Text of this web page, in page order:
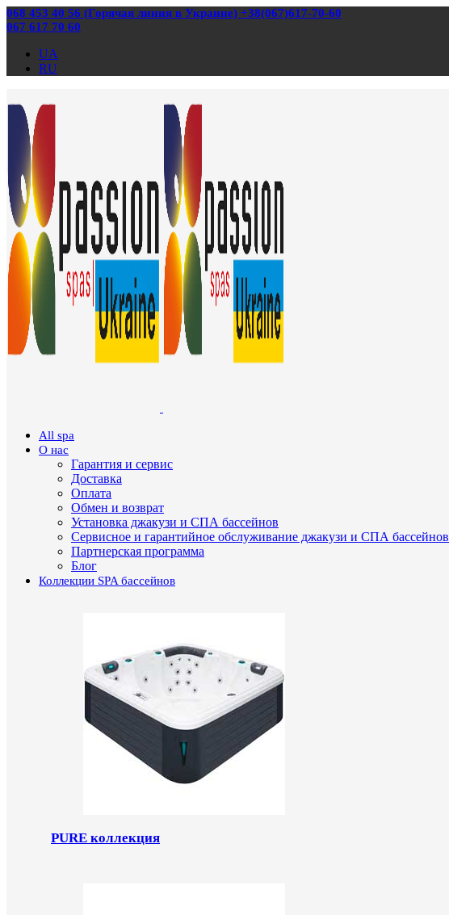
068 453 40 56 (Горячая линия в Украине) +38(067)617-70-60
067 617 70 60
UA
RU
All spa
О нас
Гарантия и сервис
Доставка
Оплата
Обмен и возврат
Установка джакузи и СПА бассейнов
Сервисное и гарантийное обслуживание джакузи и СПА бассейнов
Партнерская программа
Блог
Коллекции SPA бассейнов
PURE коллекция